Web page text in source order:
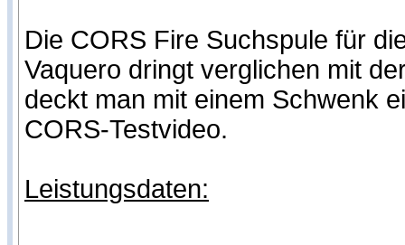
Die CORS Fire Suchspule für
Vaquero dringt verglichen mit
deckt man mit einem Schwenk
CORS-Testvideo.
Leistungsdaten: